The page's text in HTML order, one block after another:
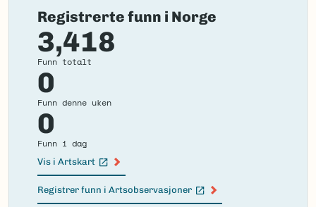
Registrerte funn i Norge
3,418
Funn totalt
0
Funn denne uken
0
Funn i dag
Vis i Artskart
(Ekstern lenke)
Registrer funn i Artsobservasjoner
(Ekstern lenke)